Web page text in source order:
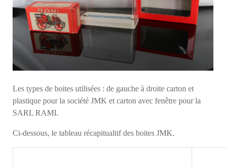
Les types de boites utilisées : de gauche à droite carton et
plastique pour la société JMK et carton avec fenêtre pour la
SARL RAMI.
Ci-dessous, le tableau récapitualtif des boites JMK.